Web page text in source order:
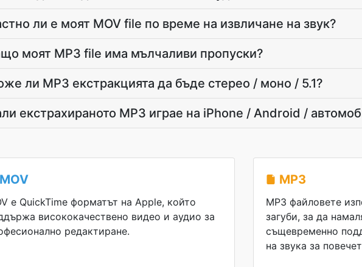
ли е моят MOV file по време на извличане на звук?
моят MP3 file има мълчаливи пропуски?
ли MP3 екстракцията да бъде стерео / моно / 5.1?
екстрахираното MP3 играе на iPhone / Android /
MOV
е QuickTime форматът на Apple, който
висококачествено видео и аудио за
редактиране.
MP3
MP3 файловете
загуби, за да
същевременно
на звука за